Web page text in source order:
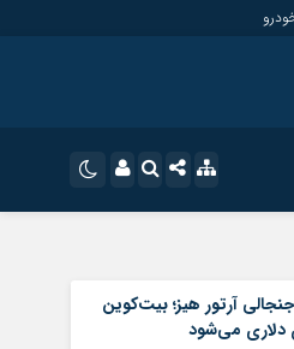
کارهای گردشگری و هنر
آرتور هیز؛ بیت‌کوین
دلاری می‌شود